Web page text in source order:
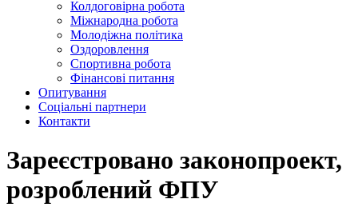
Колдоговірна робота
Міжнародна робота
Молодіжна політика
Оздоровлення
Спортивна робота
Фінансові питання
Опитування
Соціальні партнери
Контакти
Зареєстровано законопроект,
розроблений ФПУ